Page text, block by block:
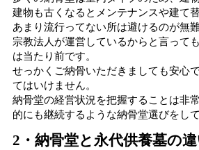
建物も古くなるとメンテナンスや建て
あまり流行ってない所は避けるのが無難
宗教法人が運営しているからと言って
は当たり前です。
せっかくご納骨いただきましても安心
てはいけません。
納骨堂の経営状況を把握することは非
的にも継続するような納骨堂選びをして
2・納骨堂と永代供養墓の